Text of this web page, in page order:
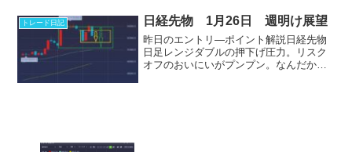
レンジ（緑）。戻り高値（黄）...
トレード日記 日経先物 1月26日 週明け展望
昨日のエントリ―ポイント解説日経先物
日足レンジダブルの押下げ圧力。リスク
オフのおいにいがプンプン。なんだかん